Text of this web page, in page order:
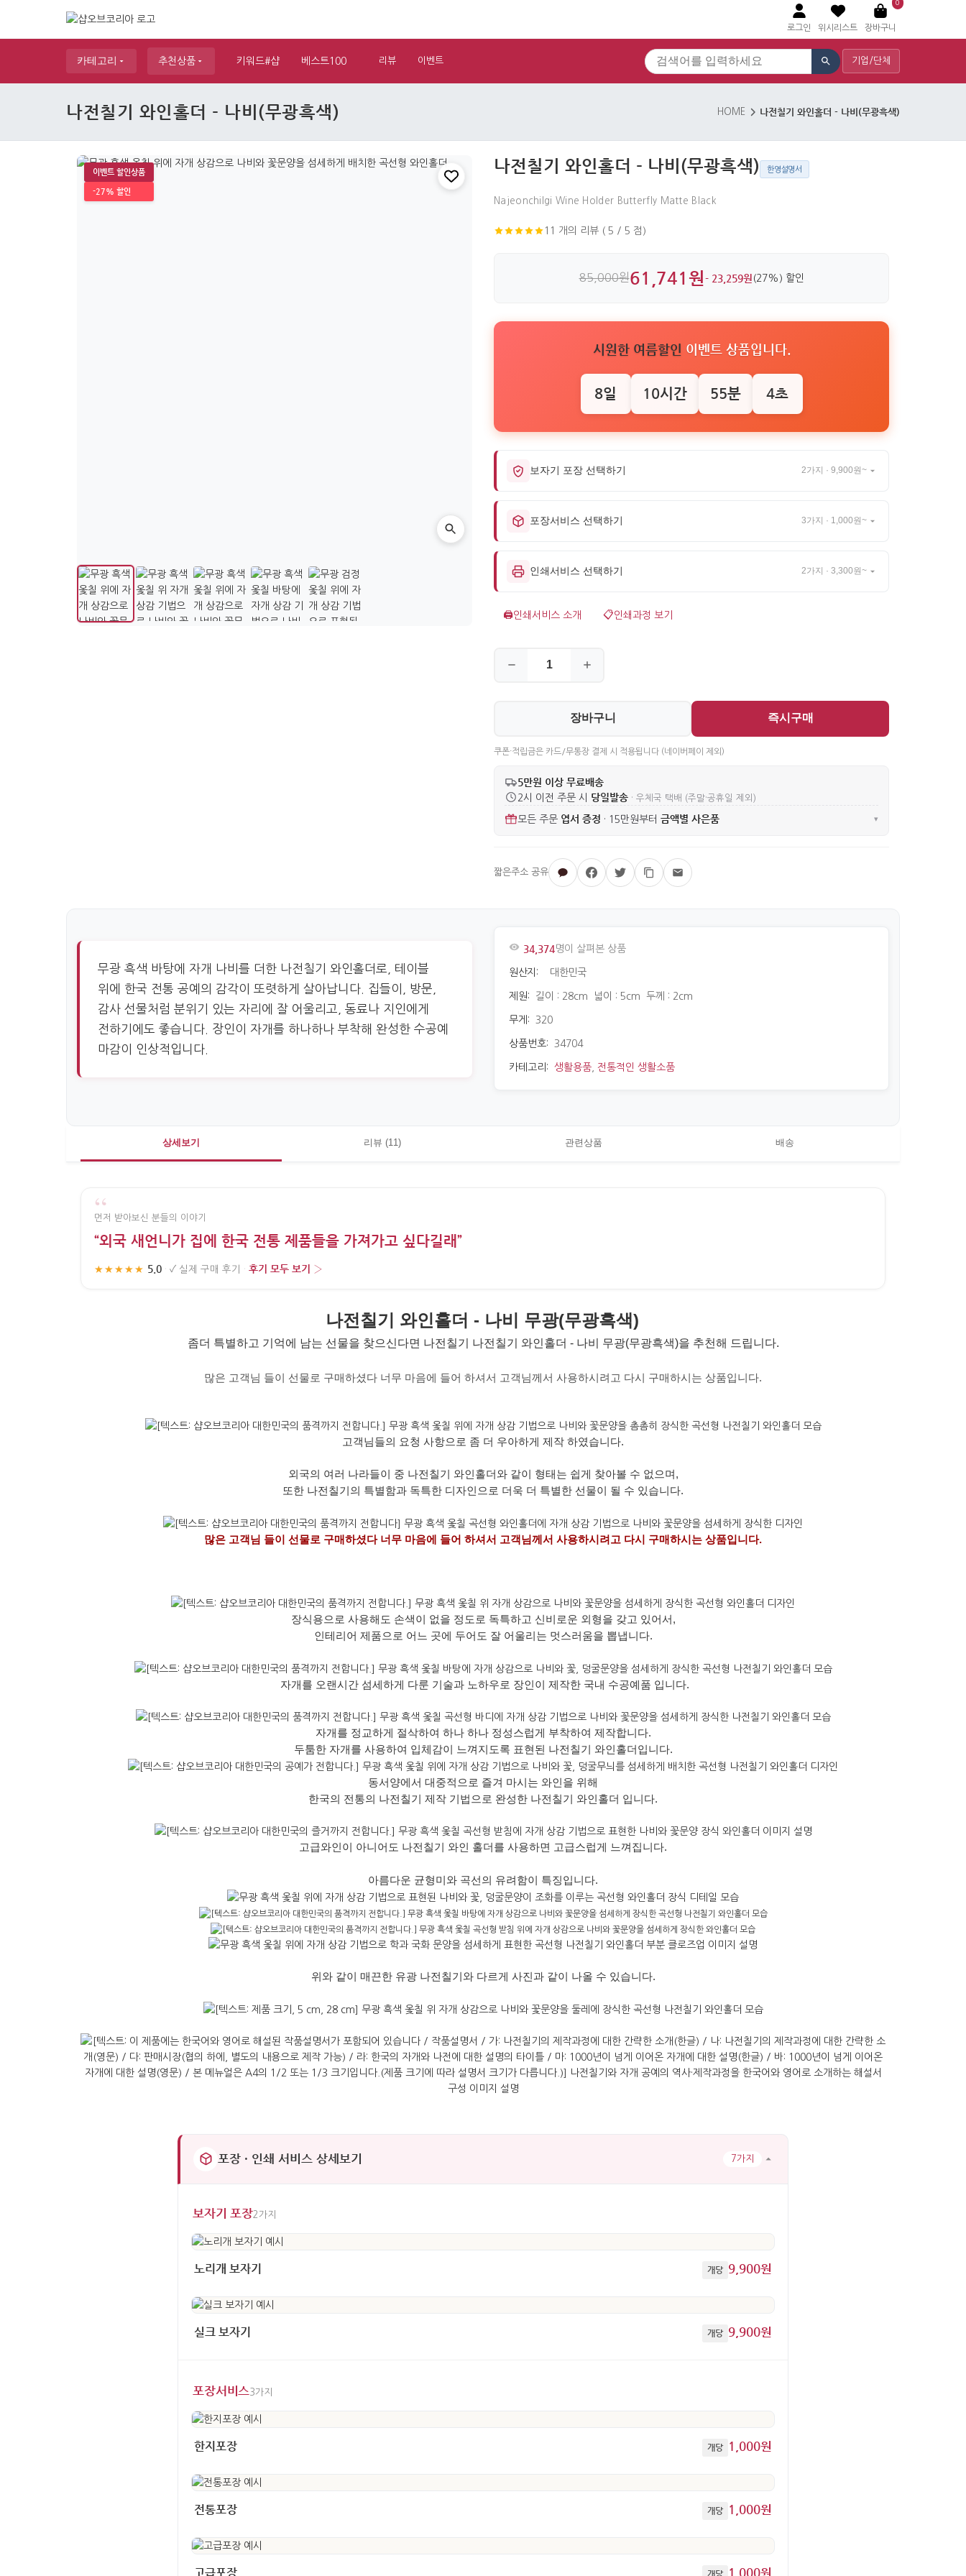
로그인 위시리스트
0
장바구니
카테고리 추천상품 키워드#샵 베스트100 리뷰 이벤트 기업/단체
나전칠기 와인홀더 - 나비(무광흑색) HOME 나전칠기 와인홀더 - 나비(무광흑색)
이벤트 할인상품
-27% 할인
나전칠기 와인홀더 - 나비(무광흑색) 한영설명서
Najeonchilgi Wine Holder Butterfly Matte Black
11 개의 리뷰 ( 5 / 5 점)
85,000원61,741원 - 23,259원 (27%) 할인
시원한 여름할인 이벤트 상품입니다.
8일 10시간 55분 3초
보자기 포장 선택하기 2가지 · 9,900원~
포장서비스 선택하기 3가지 · 1,000원~
인쇄서비스 선택하기 2가지 · 3,300원~
🖨️인쇄서비스 소개 📋인쇄과정 보기
장바구니 즉시구매
쿠폰·적립금은 카드/무통장 결제 시 적용됩니다 (네이버페이 제외)
5만원 이상 무료배송
2시 이전 주문 시 당일발송 · 우체국 택배 (주말·공휴일 제외)
모든 주문 엽서 증정 · 15만원부터 금액별 사은품 ▾
무광 흑색 바탕에 자개 나비를 더한 나전칠기 와인홀더로, 테이블
위에 한국 전통 공예의 감각이 또렷하게 살아납니다. 집들이, 방문,
감사 선물처럼 분위기 있는 자리에 잘 어울리고, 동료나 지인에게
전하기에도 좋습니다. 장인이 자개를 하나하나 부착해 완성한 수공예
마감이 인상적입니다.
34,374명이 살펴본 상품
원산지: 대한민국
제원: 길이 : 28cm 넓이 : 5cm 두께 : 2cm
무게: 320
상품번호: 34704
카테고리: 생활용품 전통적인 생활소품
상세보기 리뷰 (11) 관련상품 배송
“
먼저 받아보신 분들의 이야기
“외국 새언니가 집에 한국 전통 제품들을 가져가고 싶다길래”
★★★★★ 5.0 · ✓ 실제 구매 후기 · 후기 모두 보기 ›
나전칠기 와인홀더 - 나비 무광(무광흑색)
좀더 특별하고 기억에 남는 선물을 찾으신다면 나전칠기 나전칠기 와인홀더 - 나비 무광(무광흑색)을 추천해 드립니다.
많은 고객님 들이 선물로 구매하셨다 너무 마음에 들어 하셔서 고객님께서 사용하시려고 다시 구매하시는 상품입니다.
고객님들의 요청 사항으로 좀 더 우아하게 제작 하였습니다.
외국의 여러 나라들이 중 나전칠기 와인홀더와 같이 형태는 쉽게 찾아볼 수 없으며,
또한 나전칠기의 특별함과 독특한 디자인으로 더욱 더 특별한 선물이 될 수 있습니다.
많은 고객님 들이 선물로 구매하셨다 너무 마음에 들어 하셔서 고객님께서 사용하시려고 다시 구매하시는 상품입니다.
장식용으로 사용해도 손색이 없을 정도로 독특하고 신비로운 외형을 갖고 있어서,
인테리어 제품으로 어느 곳에 두어도 잘 어울리는 멋스러움을 뽑냅니다.
자개를 오랜시간 섬세하게 다룬 기술과 노하우로 장인이 제작한 국내 수공예품 입니다.
자개를 정교하게 절삭하여 하나 하나 정성스럽게 부착하여 제작합니다.
두툼한 자개를 사용하여 입체감이 느껴지도록 표현된 나전칠기 와인홀더입니다.
동서양에서 대중적으로 즐겨 마시는 와인을 위해
한국의 전통의 나전칠기 제작 기법으로 완성한 나전칠기 와인홀더 입니다.
고급와인이 아니어도 나전칠기 와인 홀더를 사용하면 고급스럽게 느껴집니다.
아름다운 균형미와 곡선의 유려함이 특징입니다.
위와 같이 매끈한 유광 나전칠기와 다르게 사진과 같이 나올 수 있습니다.
포장 · 인쇄 서비스 상세보기 7가지
보자기 포장2가지
노리개 보자기 개당 9,900원
실크 보자기 개당 9,900원
포장서비스 3가지
한지포장 개당 1,000원
전통포장 개당 1,000원
고급포장 개당 1,000원